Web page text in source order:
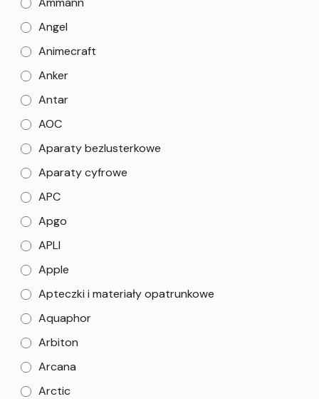
Angel
Animecraft
Anker
Antar
AOC
Aparaty bezlusterkowe
Aparaty cyfrowe
APC
Apgo
APLI
Apple
Apteczki i materiały opatrunkowe
Aquaphor
Arbiton
Arcana
Arctic